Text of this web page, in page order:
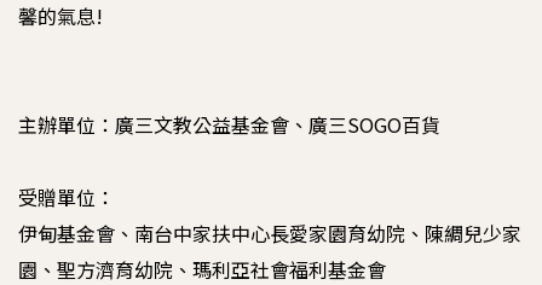
馨的氣息!
主辦單位：廣三文教公益基金會、廣三SOGO百貨
受贈單位：
伊甸基金會、南台中家扶中心長愛家園育幼院、陳綢兒少家
園、聖方濟育幼院、瑪利亞社會福利基金會